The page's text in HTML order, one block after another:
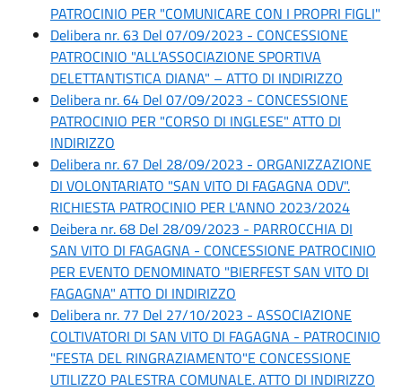
PATROCINIO PER "COMUNICARE CON I PROPRI FIGLI"
Delibera nr. 63 Del 07/09/2023 - CONCESSIONE
PATROCINIO "ALL’ASSOCIAZIONE SPORTIVA
DELETTANTISTICA DIANA" – ATTO DI INDIRIZZO
Delibera nr. 64 Del 07/09/2023 - CONCESSIONE
PATROCINIO PER "CORSO DI INGLESE" ATTO DI
INDIRIZZO
Delibera nr. 67 Del 28/09/2023 - ORGANIZZAZIONE
DI VOLONTARIATO "SAN VITO DI FAGAGNA ODV".
RICHIESTA PATROCINIO PER L'ANNO 2023/2024
Deibera nr. 68 Del 28/09/2023 - PARROCCHIA DI
SAN VITO DI FAGAGNA - CONCESSIONE PATROCINIO
PER EVENTO DENOMINATO "BIERFEST SAN VITO DI
FAGAGNA" ATTO DI INDIRIZZO
Delibera nr. 77 Del 27/10/2023 - ASSOCIAZIONE
COLTIVATORI DI SAN VITO DI FAGAGNA - PATROCINIO
"FESTA DEL RINGRAZIAMENTO"E CONCESSIONE
UTILIZZO PALESTRA COMUNALE. ATTO DI INDIRIZZO